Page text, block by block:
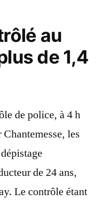
au
de 1,4
de police, à 4 h
les
de 24 ans,
Le contrôle étant